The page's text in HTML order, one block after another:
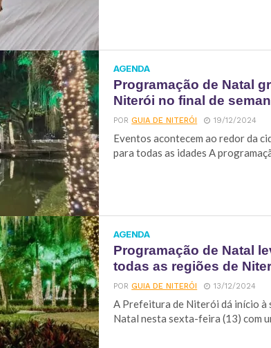
AGENDA
Programação de Natal
Niterói no final de
PORGUIA DE NITERÓI 19/12/2024
Eventos acontecem ao redor da
para todas as idades A
AGENDA
Programação de Natal
todas as regiões de
PORGUIA DE NITERÓI 13/12/2024
A Prefeitura de Niterói dá início à
Natal nesta sexta-feira (13) com